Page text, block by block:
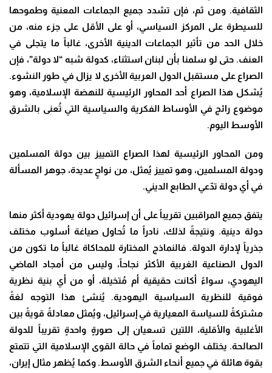
الثقافية. ومن ثم، فإن تشدد جميع الجماعات المعنية وطموحها
للسيطرة على المركز السياسي، أو على الأقل على جزء منه، من
خلال الحد من تأثير الجماعات الدينية الأخرى، غالباً ما يتجلى في
العنف. حتى لو سلمنا بأن لبنان استثناء، كدولة شبه “لا دولة”، فإن
الصراع على مستقبل الدول العربية الأخرى لا يزال في طور النشوء.
يُشكل هذا الصراع أحد المحاور الرئيسية للنهضة الإسلامية، وهو
موضوع رائج في الأوساط الفكرية والسياسية التي تُعنى بالشرق
الأوسط اليوم.
ومن المحاور الرئيسية لهذا الصراع التمييز بين دولة المسلمين
ودولة المسلمين، وهو تمييز يُمثل، من نواحٍ عديدة، جوهر المسألة
في أي دولة تدّعي الطابع الديني.
يتفق جميع المراقبين تقريباً على أن إسرائيل دولة يهودية أكثر منها
دولة دينية. ونتيجةً لذلك، نادراً ما تُحاول صياغة أسلوب مختلف
جذرياً لإدارة الدولة. فالنماذج المختارة للمحاكاة غالباً ما تكون من
الدول الصناعية الغربية الأكثر نجاحاً، وليس من أمجاد الماضي
اليهودي، سواءً أكانت حقيقية أم مُتخيلة، أو من أي بنية نظرية
فوقية للنظرية السياسية اليهودية. يُنشئ هذا التوجه لغةً
مشتركةً للسياسة المعيارية في إسرائيل، ويُمثل معادلةً قويةً بين
الأغلبية والأقلية، اللتين تسعيان إلى صورةٍ واحدةٍ تقريباً للدولة
الصالحة. يختلف الوضع تماماً في حالة القوى الإسلامية التي تتمتع
بقوة هائلة في جميع أنحاء الشرق الأوسط. وكما يُظهر مثال إيران،